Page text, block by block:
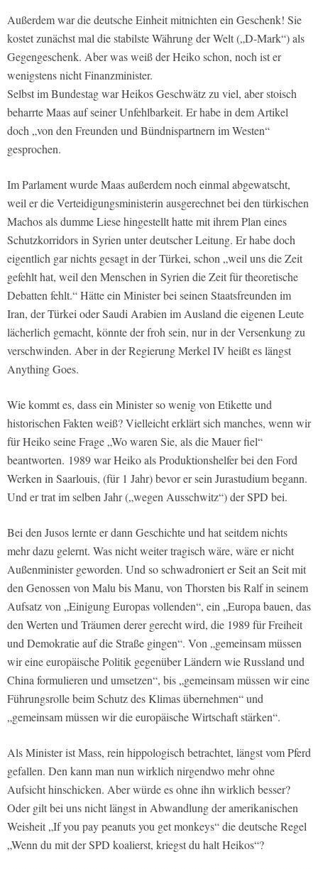
Außerdem war die deutsche Einheit mitnichten ein Geschenk! Sie
kostet zunächst mal die stabilste Währung der Welt („D-Mark“) als
Gegengeschenk. Aber was weiß der Heiko schon, noch ist er
wenigstens nicht Finanzminister.
Selbst im Bundestag war Heikos Geschwätz zu viel, aber stoisch
beharrte Maas auf seiner Unfehlbarkeit. Er habe in dem Artikel
doch „von den Freunden und Bündnispartnern im Westen“
gesprochen.
Im Parlament wurde Maas außerdem noch einmal abgewatscht,
weil er die Verteidigungsministerin ausgerechnet bei den türkischen
Machos als dumme Liese hingestellt hatte mit ihrem Plan eines
Schutzkorridors in Syrien unter deutscher Leitung. Er habe doch
eigentlich gar nichts gesagt in der Türkei, schon „weil uns die Zeit
gefehlt hat, weil den Menschen in Syrien die Zeit für theoretische
Debatten fehlt.“ Hätte ein Minister bei seinen Staatsfreunden im
Iran, der Türkei oder Saudi Arabien im Ausland die eigenen Leute
lächerlich gemacht, könnte der froh sein, nur in der Versenkung zu
verschwinden. Aber in der Regierung Merkel IV heißt es längst
Anything Goes.
Wie kommt es, dass ein Minister so wenig von Etikette und
historischen Fakten weiß? Vielleicht erklärt sich manches, wenn wir
für Heiko seine Frage „Wo waren Sie, als die Mauer fiel“
beantworten. 1989 war Heiko als Produktionshelfer bei den Ford
Werken in Saarlouis, (für 1 Jahr) bevor er sein Jurastudium begann.
Und er trat im selben Jahr („wegen Ausschwitz“) der SPD bei.
Bei den Jusos lernte er dann Geschichte und hat seitdem nichts
mehr dazu gelernt. Was nicht weiter tragisch wäre, wäre er nicht
Außenminister geworden. Und so schwadroniert er Seit an Seit mit
den Genossen von Malu bis Manu, von Thorsten bis Ralf in seinem
Aufsatz von „Einigung Europas vollenden“, ein „Europa bauen, das
den Werten und Träumen derer gerecht wird, die 1989 für Freiheit
und Demokratie auf die Straße gingen“. Von „gemeinsam müssen
wir eine europäische Politik gegenüber Ländern wie Russland und
China formulieren und umsetzen“, bis „gemeinsam müssen wir eine
Führungsrolle beim Schutz des Klimas übernehmen“ und
„gemeinsam müssen wir die europäische Wirtschaft stärken“.
Als Minister ist Mass, rein hippologisch betrachtet, längst vom Pferd
gefallen. Den kann man nun wirklich nirgendwo mehr ohne
Aufsicht hinschicken. Aber würde es ohne ihn wirklich besser?
Oder gilt bei uns nicht längst in Abwandlung der amerikanischen
Weisheit „If you pay peanuts you get monkeys“ die deutsche Regel
„Wenn du mit der SPD koalierst, kriegst du halt Heikos“?